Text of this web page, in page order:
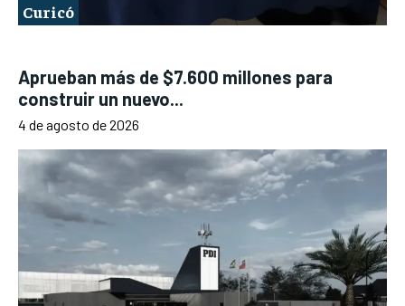
Curicó
Aprueban más de $7.600 millones para
construir un nuevo...
4 de agosto de 2026